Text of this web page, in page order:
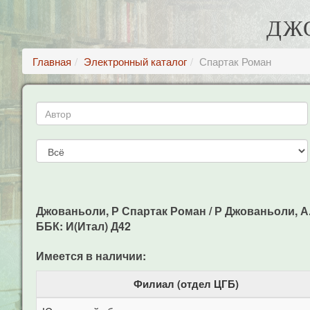
Главная Электронный каталог Спартак Роман
Джованьоли, Р Спартак Роман / Р Джованьоли,
ББК: И(Итал) Д42
Имеется в наличии:
Филиал (отдел ЦГБ)